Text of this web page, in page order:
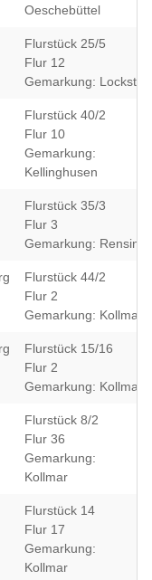
Oeschebüttel
Flurstück 25/5
Flur 12
Gemarkung:
Flurstück 40/2
Flur 10
Gemarkung:
Kellinghusen
Flurstück 35/3
Flur 3
Gemarkung: Rensing
Flurstück 44/2
Flur 2
Gemarkung: Kollmar
Flurstück 15/16
Flur 2
Gemarkung: Kollmar
Flurstück 8/2
Flur 36
Gemarkung:
Kollmar
Flurstück 14
Flur 17
Gemarkung:
Kollmar